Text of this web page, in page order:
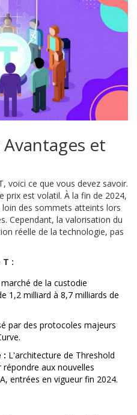
et
voici ce que vous devez savoir.
est volatil. À la fin de 2024,
des sommets atteints lors
Cependant, la valorisation du
réelle de la technologie, pas
:
de la custodie
1,2 milliard à 8,7 milliards de
par des protocoles majeurs
: L'architecture de Threshold
aux nouvelles
entrées en vigueur fin 2024.